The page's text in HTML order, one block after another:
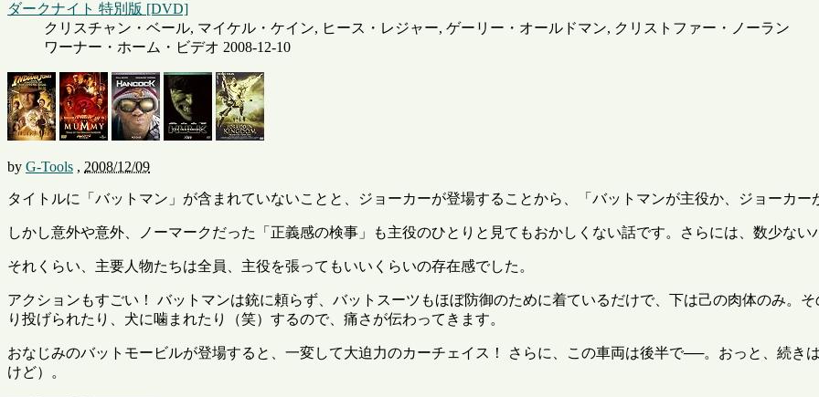
ダークナイト 特別版 [DVD]
クリスチャン・ベール, マイケル・ケイン, ヒース・レジャー, ゲーリー・オールドマン, クリストファー・ノーラン
ワーナー・ホーム・ビデオ 2008-12-10
by G-Tools , 2008/12/09
タイトルに「バットマン」が含まれていないことと、ジョーカーが登場することから、「バットマンが主役か、ジョーカー
しかし意外や意外、ノーマークだった「正義感の検事」も主役のひとりと見てもおかしくない話です。さらには、数少ない
それくらい、主要人物たちは全員、主役を張ってもいいくらいの存在感でした。
アクションもすごい！ バットマンは銃に頼らず、バットスーツもほぼ防御のために着ているだけで、下は己の肉体のみ。
り投げられたり、犬に噛まれたり（笑）するので、痛さが伝わってきます。
おなじみのバットモービルが登場すると、一変して大迫力のカーチェイス！ さらに、この車両は後半で──。おっと、続
けど）。